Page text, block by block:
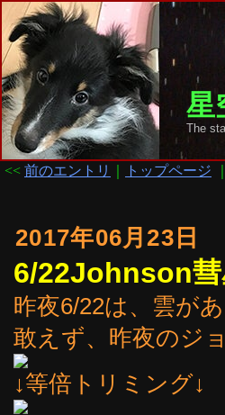
星
The
<< 前のエントリ トップページ
2017年06月23日
6/22Johnson彗
昨夜6/22は、雲が
敢えず、昨夜のジ
↓等倍トリミング↓